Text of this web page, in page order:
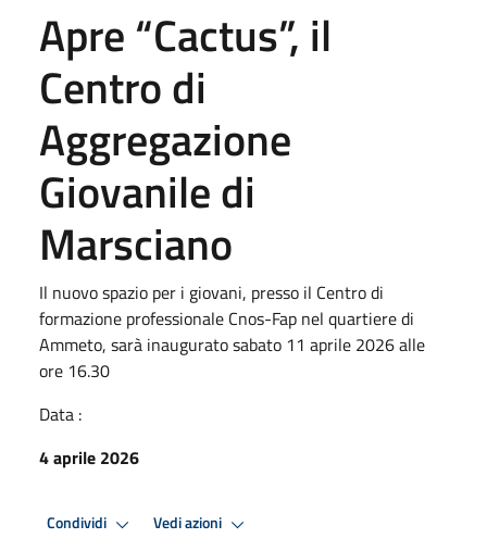
Apre “Cactus”, il
Centro di
Aggregazione
Giovanile di
Marsciano
Il nuovo spazio per i giovani, presso il Centro di
formazione professionale Cnos-Fap nel quartiere di
Ammeto, sarà inaugurato sabato 11 aprile 2026 alle
ore 16.30
Data :
4 aprile 2026
Condividi Vedi azioni